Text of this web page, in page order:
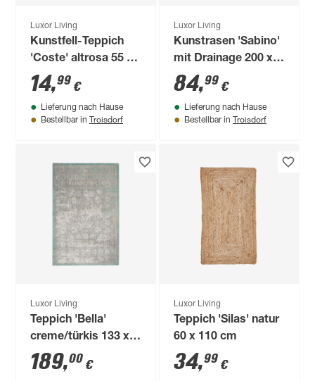
Luxor Living
Kunstfell-Teppich
'Coste' altrosa 55 x
80 cm
14,99 €
Lieferung nach Hause
Bestellbar in Troisdorf
Luxor Living
Kunstrasen 'Sabino'
mit Drainage 200 x
200 cm x 28 mm
grün
84,99 €
Lieferung nach Hause
Bestellbar in Troisdorf
Luxor Living
Teppich 'Bella'
creme/türkis 133 x
190 cm
189,00 €
Luxor Living
Teppich 'Silas' natur
60 x 110 cm
34,99 €